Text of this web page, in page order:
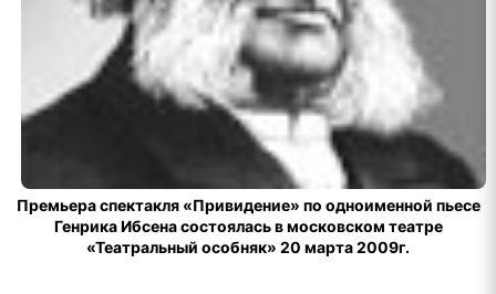
Премьера спектакля «Привидение» по одноименной пьесе
Генрика Ибсена состоялась в московском театре
«Театральный особняк» 20 марта 2009г.